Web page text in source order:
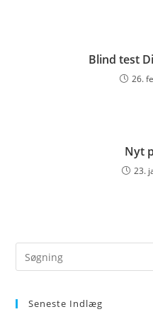
Blind test
26.
Nyt
23.
Search
this
Seneste Indlæg